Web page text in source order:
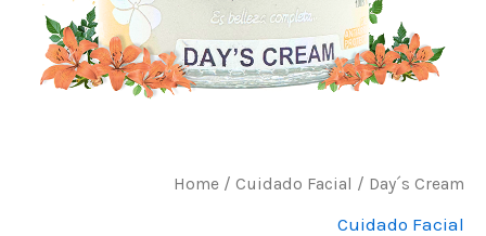
Home / Cuidado Facial / Day´s Cream
Cuidado Facial